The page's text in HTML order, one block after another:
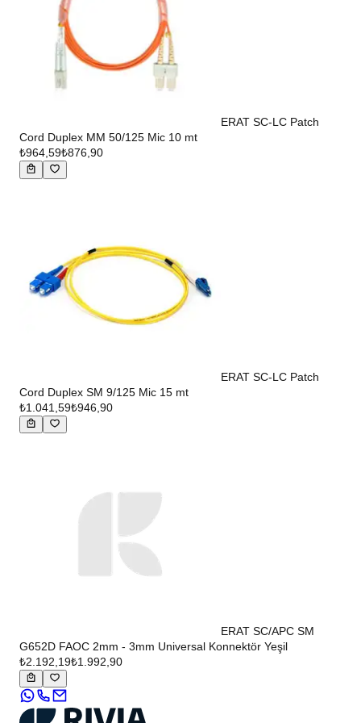
ERAT SC-LC Patch
Cord Duplex MM 50/125 Mic 10 mt
₺964,59₺876,90
ERAT SC-LC Patch
Cord Duplex SM 9/125 Mic 15 mt
₺1.041,59₺946,90
ERAT SC/APC SM
G652D FAOC 2mm - 3mm Universal Konnektör Yeşil
₺2.192,19₺1.992,90